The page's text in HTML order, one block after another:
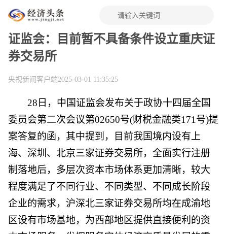
证监会：目前暂不具备条件设立重庆证
券交易所
2025-03-01 11:35:25
央视新闻客户端
28日，中国证监会发布关于政协十四届全国
委员会第二次会议第02650号(财税金融类171号)提
案答复的函，其中提到，目前我国境内设有上
海、深圳、北京三家证券交易所，全面实行注册
制落地后，多层次资本市场体系更加清晰，较大
程度满足了不同行业、不同类型、不同成长阶段
企业的需求，沪深北三家证券交易所均在成渝地
区设有市场基地，为西部地区提供直接便利的资